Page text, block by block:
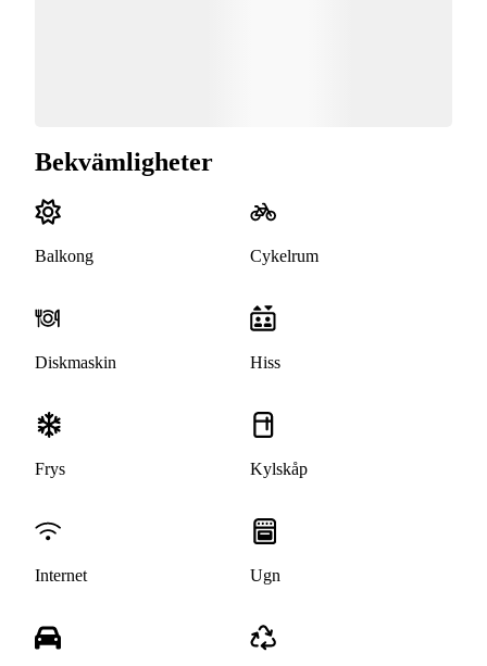
Bekvämligheter
Balkong Cykelrum
Diskmaskin Hiss
Frys Kylskåp
Internet Ugn